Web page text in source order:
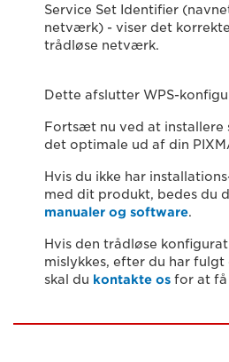
Service Set Identifier
netværk) - viser det
trådløse netværk.
Dette afslutter WPS-
Fortsæt nu ved at
det optimale ud af din
Hvis du ikke har
med dit produkt, bedes du
manualer og software.
Hvis den trådløse
mislykkes, efter du har fulgt
skal du kontakte os for at